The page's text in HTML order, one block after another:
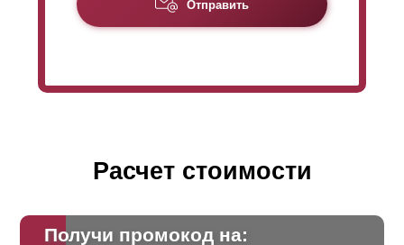
двора. Но есть ситуации, когда требуется уменьшить
обзор с улицы. Тогда уже нуженнахлёст.
Отправить
Расчет стоимости
Получи промокод на: